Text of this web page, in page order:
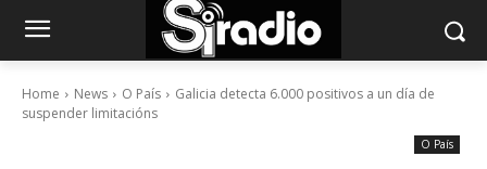
Home News O País
Galicia detecta 6.000 positivos a un día de
suspender limitacións
O País